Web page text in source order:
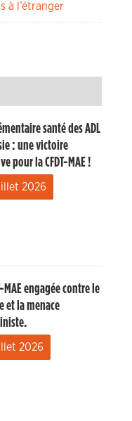
à l’étranger
santé des ADL
: une victoire
pour la CFDT-MAE !
2026
MAE engagée contre le
et la menace
2026